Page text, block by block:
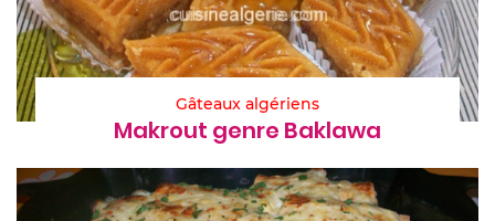
Gâteaux algériens
Makrout genre Baklawa